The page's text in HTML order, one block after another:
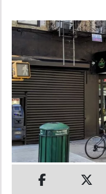
MUNDO
INSÓLITAS
MULTIMEDIA
IMPRESO